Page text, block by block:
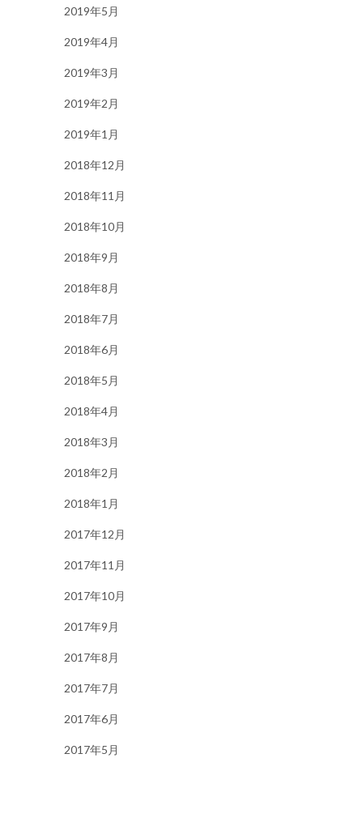
2019年5月
2019年4月
2019年3月
2019年2月
2019年1月
2018年12月
2018年11月
2018年10月
2018年9月
2018年8月
2018年7月
2018年6月
2018年5月
2018年4月
2018年3月
2018年2月
2018年1月
2017年12月
2017年11月
2017年10月
2017年9月
2017年8月
2017年7月
2017年6月
2017年5月